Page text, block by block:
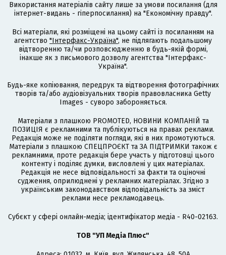
Використання матеріалів сайту лише за умови посилання (для
інтернет-видань - гіперпосилання) на "Економічну правду".
Всі матеріали, які розміщені на цьому сайті із посиланням на
агентство "Інтерфакс-Україна", не підлягають подальшому
відтворенню та/чи розповсюдженню в будь-якій формі,
інакше як з письмового дозволу агентства "Інтерфакс-
Україна".
Будь-яке копіювання, передрук та відтворення фотографічних
творів та/або аудіовізуальних творів правовласника Getty
Images - суворо забороняється.
Матеріали з плашкою PROMOTED, НОВИНИ КОМПАНІЙ та
ПОЗИЦІЯ є рекламними та публікуються на правах реклами.
Редакція може не поділяти погляди, які в них промотуються.
Матеріали з плашкою СПЕЦПРОЄКТ та ЗА ПІДТРИМКИ також є
рекламними, проте редакція бере участь у підготовці цього
контенту і поділяє думки, висловлені у цих матеріалах.
Редакція не несе відповідальності за факти та оціночні
судження, оприлюднені у рекламних матеріалах. Згідно з
українським законодавством відповідальність за зміст
реклами несе рекламодавець.
Cубєкт у сфері онлайн-медіа; ідентифікатор медіа - R40-02163.
ТОВ "УП Медіа Плюс"